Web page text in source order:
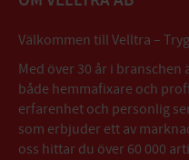
Välkommen till Velltra –
Med över 30 år i
både hemmafixare och
erfarenhet och personlig
som erbjuder ett av
oss hittar du över 60 000